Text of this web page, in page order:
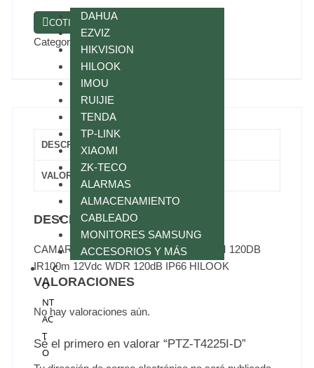
DAHUA
EZVIZ
HIKVISION
HILOOK
IMOU
RUIJIE
TENDA
TP-LINK
XIAOMI
ZK-TECO
ALARMAS
ALMACENAMIENTO
CABLEADO
MONITORES SAMSUNG
ACCESORIOS Y MÁS
C
O
NT
AC
T
O
COTIZAR POR WHATSAPP
Categorías:
DESCRIPCIÓN
VALORACIONES (0)
DESCRIPCIÓN
CAMARA PTZ TURBO 1080P 25XZOOM 120DB
IR100m 12Vdc WDR 120dB IP66 HILOOK
VALORACIONES
No hay valoraciones aún.
Sé el primero en valorar “PTZ-T4225I-D”